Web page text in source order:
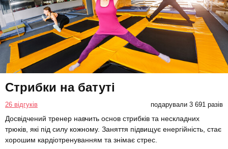
Стрибки на батуті
26 відгуків подарували 3 691 разів
Досвідчений тренер навчить основ стрибків та нескладних
трюків, які під силу кожному. Заняття підвищує енергійність, стає
хорошим кардіотренуванням та знімає стрес.